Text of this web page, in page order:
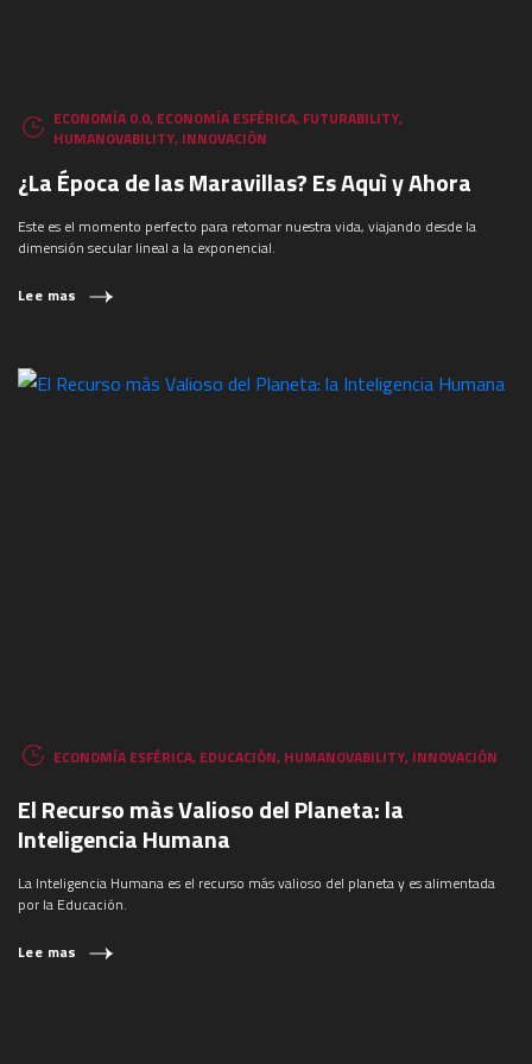
ECONOMÍA 0.0, ECONOMÍA ESFÉRICA, FUTURABILITY,
HUMANOVABILITY, INNOVACIÓN
¿La Época de las Maravillas? Es Aquì y Ahora
Este es el momento perfecto para retomar nuestra vida, viajando desde la
dimensión secular lineal a la exponencial.
Lee mas
ECONOMÍA ESFÉRICA, EDUCACIÓN, HUMANOVABILITY, INNOVACIÓN
El Recurso màs Valioso del Planeta: la
Inteligencia Humana
La Inteligencia Humana es el recurso más valioso del planeta y es alimentada
por la Educación.
Lee mas